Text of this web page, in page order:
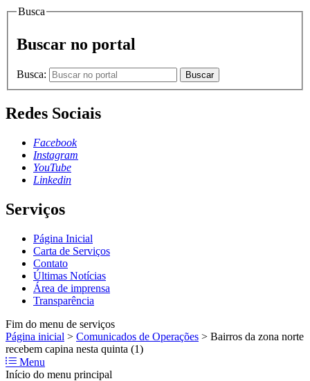
Busca
Buscar no portal
Busca: Buscar
Redes Sociais
Facebook
Instagram
YouTube
Linkedin
Serviços
Página Inicial
Carta de Serviços
Contato
Últimas Notícias
Área de imprensa
Transparência
Fim do menu de serviços
Página inicial > Comunicados de Operações > Bairros da zona norte
recebem capina nesta quinta (1)
Menu
Início do menu principal